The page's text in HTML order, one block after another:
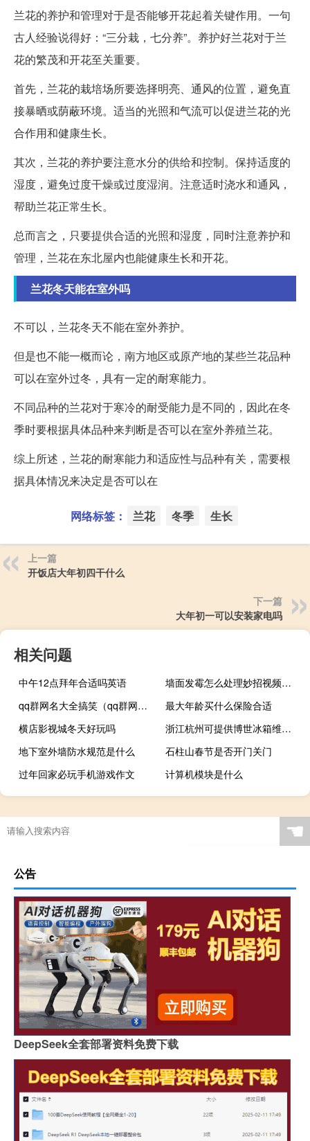
兰花的养护和管理对于是否能够开花起着关键作用。一句
古人经验说得好：“三分栽，七分养”。养护好兰花对于兰
花的繁茂和开花至关重要。
首先，兰花的栽培场所要选择明亮、通风的位置，避免直
接暴晒或荫蔽环境。适当的光照和气流可以促进兰花的光
合作用和健康生长。
其次，兰花的养护要注意水分的供给和控制。保持适度的
湿度，避免过度干燥或过度湿润。注意适时浇水和通风，
帮助兰花正常生长。
总而言之，只要提供合适的光照和湿度，同时注意养护和
管理，兰花在东北屋内也能健康生长和开花。
兰花冬天能在室外吗
不可以，兰花冬天不能在室外养护。
但是也不能一概而论，南方地区或原产地的某些兰花品种
可以在室外过冬，具有一定的耐寒能力。
不同品种的兰花对于寒冷的耐受能力是不同的，因此在冬
季时要根据具体品种来判断是否可以在室外养殖兰花。
综上所述，兰花的耐寒能力和适应性与品种有关，需要根
据具体情况来决定是否可以在
网络标签： 兰花 冬季 生长
上一篇
开饭店大年初四干什么
下一篇
大年初一可以安装家电吗
相关问题
中午12点拜年合适吗英语
墙面发霉怎么处理妙招视频（墙面发霉怎么处理妙招）
qq群网名大全搞笑（qq群网名大全）
最大年龄买什么保险合适
横店影视城冬天好玩吗
浙江杭州可提供博世冰箱维修服务地址在哪
地下室外墙防水规范是什么
石柱山春节是否开门关门
过年回家必玩手机游戏作文
计算机模块是什么
☚
公告
DeepSeek全套部署资料免费下载